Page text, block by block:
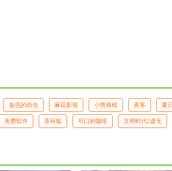
蛊惑的幼虫 麻花影视 小熊移植 夜客 夏
免费软件 茶杯狐 可口的咖啡 文明时代2虚无